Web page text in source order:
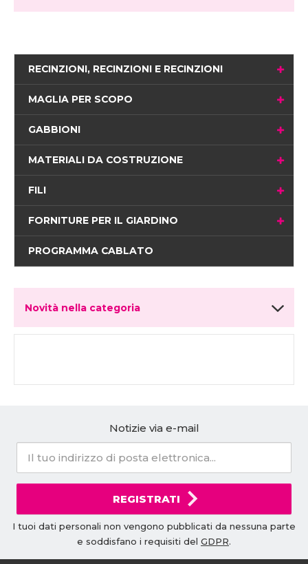
RECINZIONI, RECINZIONI E RECINZIONI
MAGLIA PER SCOPO
GABBIONI
MATERIALI DA COSTRUZIONE
FILI
FORNITURE PER IL GIARDINO
PROGRAMMA CABLATO
Novità nella categoria
Notizie via e-mail
REGISTRATI
I tuoi dati personali non vengono pubblicati da nessuna parte
e soddisfano i requisiti del GDPR.